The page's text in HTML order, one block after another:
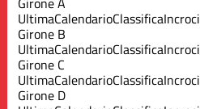
UltimaCalendarioClassificaIncroci
Girone B
UltimaCalendarioClassificaIncroci
Girone C
UltimaCalendarioClassificaIncroci
Girone D